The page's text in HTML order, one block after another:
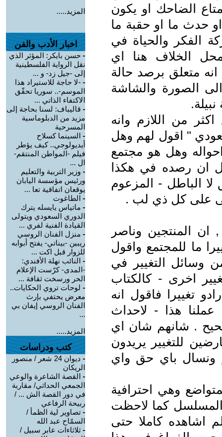
الضاحك او يكون
حدث ما او حقبة ما
الفكر والحياة في
الخلاف هنا اي
متعلق برصد حالة
الصورة والشاشة
من اللازم وانه
" اقول لهم وهل
وهل هو مجتمع
ان رصده في هكذا
الباطل - المزعوم
على كل ذي لب .
المنتجين وناصر
ما للمجتمع واقول
وسائل التغيير في
اخرى - كالكتاب
تغييرا فاقول انه
هذا - لاحداث
. شانهم شان اي
للتغيير يريدون
ونسال باي حق واي
وهي احترافية
المسلسل كما لاحظت
اشاهده كاملا حتى
المزيد.....
اخبار الأدب والفن
- حسن بايكر: المؤثر الذي
نقل الرواية الفلسطينية
إلى -جيل زد- و ...
- -لا حاجة للاستيراد هذا
الموسم-.. سوريا تحقّق
الاكتفاء الذاتي ...
- قاليباف: لسنا بحاجة إلى
مزيد من الدبلوماسية
المسرحية
- السينما كسلاح
أيديولوجي.. كيف يؤطر
فيلم -المواطن المنتقم-
ال ...
- وزير التربية والتعليم
ورئيس مؤسسة اليابان
يوقعان اتفاقية تعا ...
- الطاغوت
- ماتياس يايسله يترك
الدوري السعودي ويتولى
القيادة الفنية لفري ...
- منزل الفنان الروسي
ريبين -بيناتي- يفتح أبوابه
للزوار قبل اكت ...
- النائب نهلة الأفندي:
-المدى- كرّست الإعلام
الحر ورسخت ثقافة ...
- لوحات تروي الحكايات..
معرض يحتفي بإرث
الفنان الروسي إيفان بي
...
المزيد.....
كتب ودراسات
-
ديوان 24 شعر / منصور
الريكان
- القصة الشاعرة والوعي
الجمعي الحداثي/ مقاربة
في دور القصة الش ... /
ربيحة الرفاعي
- تصاوير لية الظمأ /
السمّاح عبد الله
- ثلاثاءات عابر سبيل /